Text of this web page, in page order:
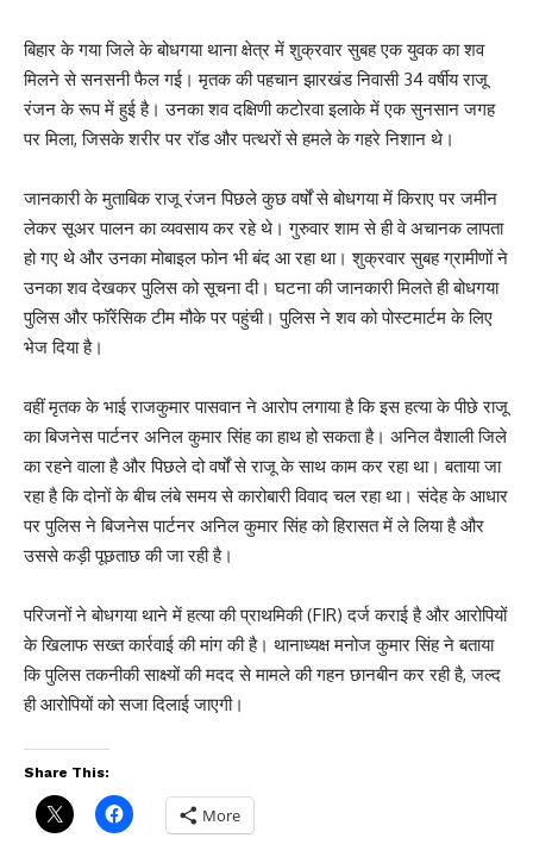
बिहार के गया जिले के बोधगया थाना क्षेत्र में शुक्रवार सुबह एक युवक का शव
मिलने से सनसनी फैल गई। मृतक की पहचान झारखंड निवासी 34 वर्षीय राजू
रंजन के रूप में हुई है। उनका शव दक्षिणी कटोरवा इलाके में एक सुनसान जगह
पर मिला, जिसके शरीर पर रॉड और पत्थरों से हमले के गहरे निशान थे।
जानकारी के मुताबिक राजू रंजन पिछले कुछ वर्षों से बोधगया में किराए पर जमीन
लेकर सूअर पालन का व्यवसाय कर रहे थे। गुरुवार शाम से ही वे अचानक लापता
हो गए थे और उनका मोबाइल फोन भी बंद आ रहा था। शुक्रवार सुबह ग्रामीणों ने
उनका शव देखकर पुलिस को सूचना दी। घटना की जानकारी मिलते ही बोधगया
पुलिस और फॉरेंसिक टीम मौके पर पहुंची। पुलिस ने शव को पोस्टमार्टम के लिए
भेज दिया है।
वहीं मृतक के भाई राजकुमार पासवान ने आरोप लगाया है कि इस हत्या के पीछे राजू
का बिजनेस पार्टनर अनिल कुमार सिंह का हाथ हो सकता है। अनिल वैशाली जिले
का रहने वाला है और पिछले दो वर्षों से राजू के साथ काम कर रहा था। बताया जा
रहा है कि दोनों के बीच लंबे समय से कारोबारी विवाद चल रहा था। संदेह के आधार
पर पुलिस ने बिजनेस पार्टनर अनिल कुमार सिंह को हिरासत में ले लिया है और
उससे कड़ी पूछताछ की जा रही है।
परिजनों ने बोधगया थाने में हत्या की प्राथमिकी (FIR) दर्ज कराई है और आरोपियों
के खिलाफ सख्त कार्रवाई की मांग की है। थानाध्यक्ष मनोज कुमार सिंह ने बताया
कि पुलिस तकनीकी साक्ष्यों की मदद से मामले की गहन छानबीन कर रही है, जल्द
ही आरोपियों को सजा दिलाई जाएगी।
Share This:
More